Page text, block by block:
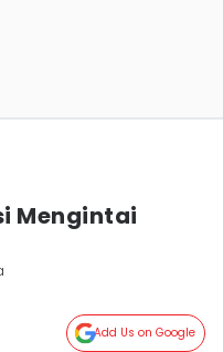
Mengintai
Add Us on Google